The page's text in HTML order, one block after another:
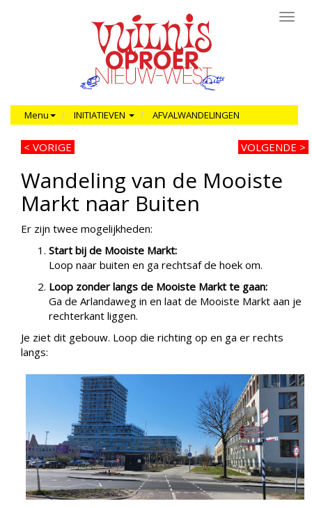
Menu INITIATIEVEN AFVALWANDELINGEN
< VORIGE VOLGENDE >
Wandeling van de Mooiste
Markt naar Buiten
Er zijn twee mogelijkheden:
Start bij de Mooiste Markt:
Loop naar buiten en ga rechtsaf de hoek om.
Loop zonder langs de Mooiste Markt te gaan:
Ga de Arlandaweg in en laat de Mooiste Markt aan je
rechterkant liggen.
Je ziet dit gebouw. Loop die richting op en ga er rechts
langs: